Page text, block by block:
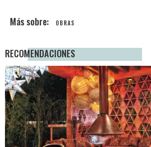
OBRAS
RECOMENDACIONES